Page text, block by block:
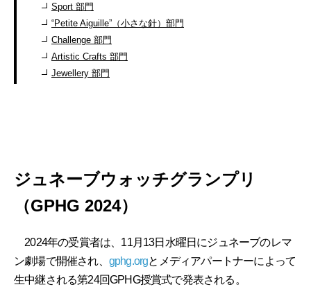
Sport 部門
“Petite Aiguille”（小さな針）部門
Challenge 部門
Artistic Crafts 部門
Jewellery 部門
ジュネーブウォッチグランプリ
（GPHG 2024）
2024年の受賞者は、11月13日水曜日にジュネーブのレマ
ン劇場で開催され、 gphg.orgとメディアパートナーによって
生中継される第24回GPHG授賞式で発表される。